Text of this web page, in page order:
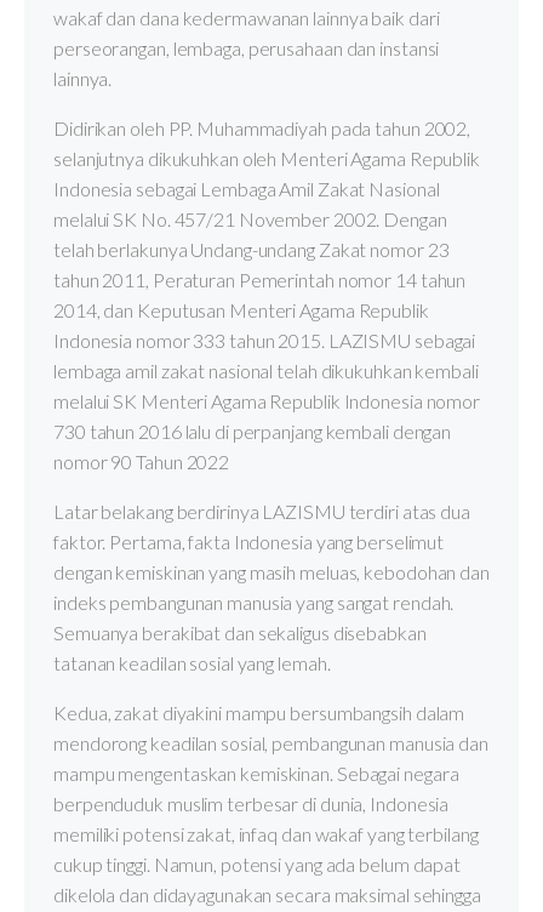
wakaf dan dana kedermawanan lainnya baik dari
perseorangan, lembaga, perusahaan dan instansi
lainnya.
Didirikan oleh PP. Muhammadiyah pada tahun 2002,
selanjutnya dikukuhkan oleh Menteri Agama Republik
Indonesia sebagai Lembaga Amil Zakat Nasional
melalui SK No. 457/21 November 2002. Dengan
telah berlakunya Undang-undang Zakat nomor 23
tahun 2011, Peraturan Pemerintah nomor 14 tahun
2014, dan Keputusan Menteri Agama Republik
Indonesia nomor 333 tahun 2015. LAZISMU sebagai
lembaga amil zakat nasional telah dikukuhkan kembali
melalui SK Menteri Agama Republik Indonesia nomor
730 tahun 2016 lalu di perpanjang kembali dengan
nomor 90 Tahun 2022
Latar belakang berdirinya LAZISMU terdiri atas dua
faktor. Pertama, fakta Indonesia yang berselimut
dengan kemiskinan yang masih meluas, kebodohan dan
indeks pembangunan manusia yang sangat rendah.
Semuanya berakibat dan sekaligus disebabkan
tatanan keadilan sosial yang lemah.
Kedua, zakat diyakini mampu bersumbangsih dalam
mendorong keadilan sosial, pembangunan manusia dan
mampu mengentaskan kemiskinan. Sebagai negara
berpenduduk muslim terbesar di dunia, Indonesia
memiliki potensi zakat, infaq dan wakaf yang terbilang
cukup tinggi. Namun, potensi yang ada belum dapat
dikelola dan didayagunakan secara maksimal sehingga